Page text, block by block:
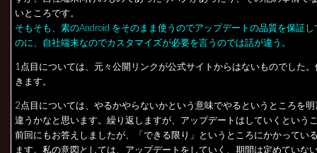
いところです。
そもそも、素のAndroid をそのまま使うのでアップデートの品質を保証
のに、自社端末なのでカスタマイズが必要を言うのでは話が違う。
1点目については、元々公開リンクが公式サイトからはないものでした
きます。
2点目については、やるかやらないかという意味でやるというところを
違うかなと思います。繰り返しますが、アップデートはしていくという
前回にもお答えしましたが、「できる限り」というところにかかってい
ます。私の意図としては、アップデートをしていく、期間は定めていな